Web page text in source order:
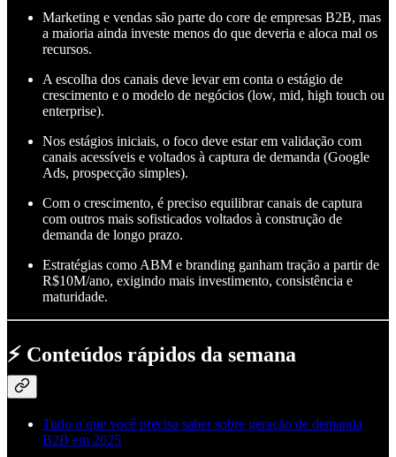
Marketing e vendas são parte do core de empresas B2B, mas
a maioria ainda investe menos do que deveria e aloca mal os
recursos.
A escolha dos canais deve levar em conta o estágio de
crescimento e o modelo de negócios (low, mid, high touch ou
enterprise).
Nos estágios iniciais, o foco deve estar em validação com
canais acessíveis e voltados à captura de demanda (Google
Ads, prospecção simples).
Com o crescimento, é preciso equilibrar canais de captura
com outros mais sofisticados voltados à construção de
demanda de longo prazo.
Estratégias como ABM e branding ganham tração a partir de
R$10M/ano, exigindo mais investimento, consistência e
maturidade.
⚡ Conteúdos rápidos da semana
Tudo o que você precisa saber sobre geração de demanda
B2B em 2025